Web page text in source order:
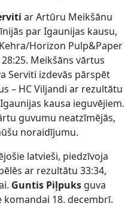
ar Artūru Meikšānu
par Igaunijas kausu,
Horizon Pulp&Paper
Meikšāns vārtus
Serviti izdevās pārspēt
– HC Viljandi ar rezultātu
kausa ieguvējiem.
guvumu neatzīmējās,
noraidījumu.
latvieši, piedzīvoja
ar rezultātu 33:34,
Guntis Piļpuks guva
18. decembrī.